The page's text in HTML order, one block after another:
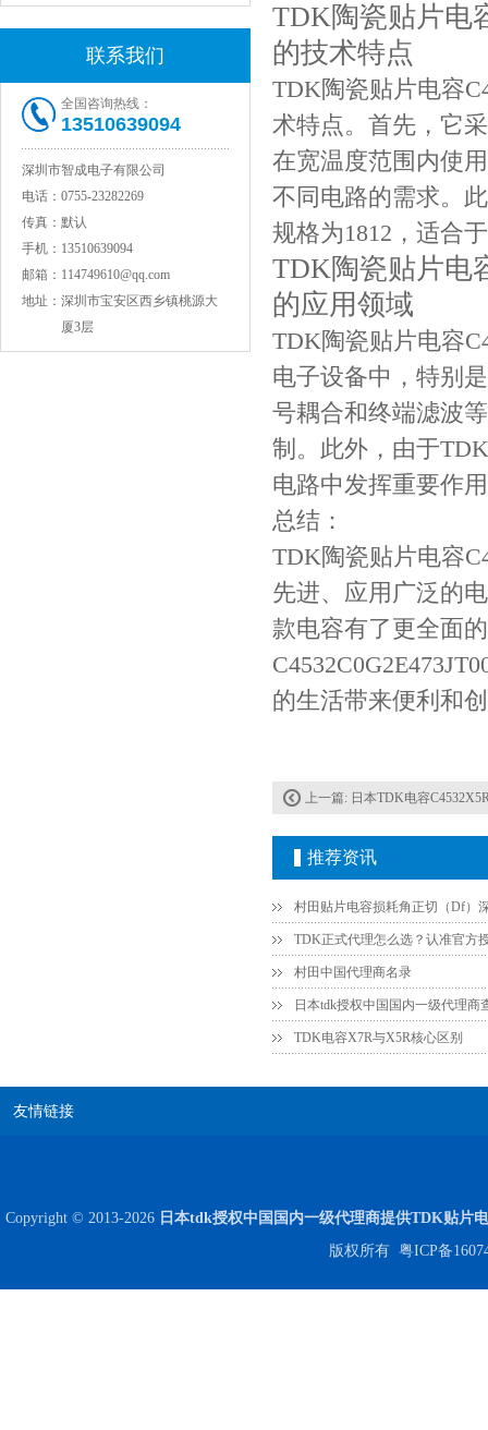
联系我们
全国咨询热线：
13510639094
深圳市智成电子有限公司
电话： 0755-23282269
传真： 默认
手机： 13510639094
邮箱： 114749610@qq.com
地址： 深圳市宝安区西乡镇桃源大
厦3层
TDK陶瓷贴片电
的技术特点
TDK陶瓷贴片电容
术特点。首先，它
在宽温度范围内使
不同电路的需求。
规格为1812，适合
TDK陶瓷贴片电
的应用领域
TDK陶瓷贴片电容
电子设备中，特别
号耦合和终端滤波
制。此外，由于
电路中发挥重要作
总结：
TDK陶瓷贴片电容
先进、应用广泛的
款电容有了更全面
的生活带来便利和
上一篇: 日本TDK电容
推荐资讯
村田中国代理商名录
日本tdk授权中国国内一级代理商
TDK电容X7R与X5R核心区别
友情链接
Copyright © 2013-2026 日本tdk授权中国国内一级代理商提供TDK贴片
版权所有 粤ICP备